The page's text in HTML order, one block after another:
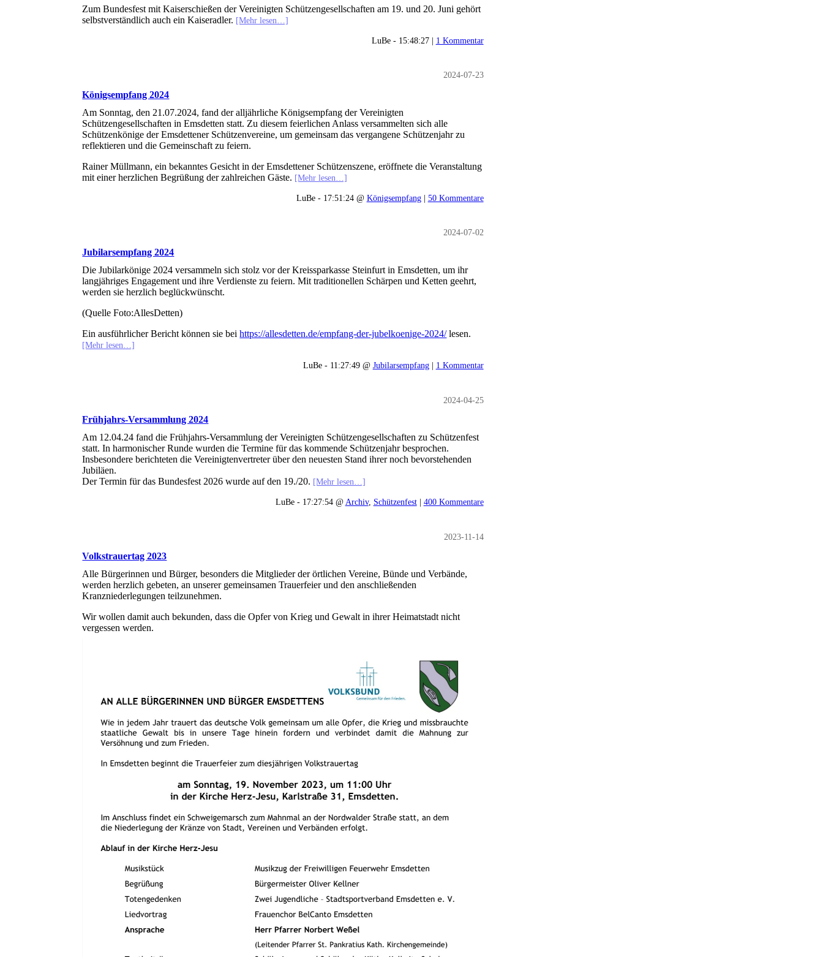
Zum Bundesfest mit Kaiserschießen der Vereinigten Schützengesellschaften am 19. und 20. Juni gehört
selbstverständlich auch ein Kaiseradler. [Mehr lesen…]
LuBe - 15:48:27 | 1 Kommentar
2024-07-23
Königsempfang 2024
Am Sonntag, den 21.07.2024, fand der alljährliche Königsempfang der Vereinigten
Schützengesellschaften in Emsdetten statt. Zu diesem feierlichen Anlass versammelten sich alle
Schützenkönige der Emsdettener Schützenvereine, um gemeinsam das vergangene Schützenjahr zu
reflektieren und die Gemeinschaft zu feiern.
Rainer Müllmann, ein bekanntes Gesicht in der Emsdettener Schützenszene, eröffnete die Veranstaltung
mit einer herzlichen Begrüßung der zahlreichen Gäste. [Mehr lesen…]
LuBe - 17:51:24 @ Königsempfang| 50 Kommentare
2024-07-02
Jubilarsempfang 2024
Die Jubilarkönige 2024 versammeln sich stolz vor der Kreissparkasse Steinfurt in Emsdetten, um ihr
langjähriges Engagement und ihre Verdienste zu feiern. Mit traditionellen Schärpen und Ketten geehrt,
werden sie herzlich beglückwünscht.
(Quelle Foto:AllesDetten)
Ein ausführlicher Bericht können sie beihttps://allesdetten.de/empfang-der-jubelkoenige-2024/lesen.
[Mehr lesen…]
LuBe - 11:27:49 @ Jubilarsempfang| 1 Kommentar
2024-04-25
Frühjahrs-Versammlung 2024
Am 12.04.24 fand die Frühjahrs-Versammlung der Vereinigten Schützengesellschaften zu Schützenfest
statt. In harmonischer Runde wurden die Termine für das kommende Schützenjahr besprochen.
Insbesondere berichteten die Vereinigtenvertreter über den neuesten Stand ihrer noch bevorstehenden
Jubiläen.
Der Termin für das Bundesfest 2026 wurde auf den 19./20. [Mehr lesen…]
LuBe - 17:27:54 @Archiv, Schützenfest| 400 Kommentare
2023-11-14
Volkstrauertag 2023
Alle Bürgerinnen und Bürger, besonders die Mitglieder der örtlichen Vereine, Bünde und Verbände,
werden herzlich gebeten, an unserer gemeinsamen Trauerfeier und den anschließenden
Kranzniederlegungen teilzunehmen.
Wir wollen damit auch bekunden, dass die Opfer von Krieg und Gewalt in ihrer Heimatstadt nicht
vergessen werden.